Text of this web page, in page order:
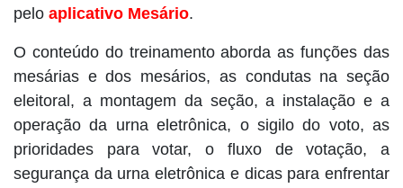
pelo aplicativo Mesário.
O conteúdo do treinamento aborda as funções das
mesárias e dos mesários, as condutas na seção
eleitoral, a montagem da seção, a instalação e a
operação da urna eletrônica, o sigilo do voto, as
prioridades para votar, o fluxo de votação, a
segurança da urna eletrônica e dicas para enfrentar